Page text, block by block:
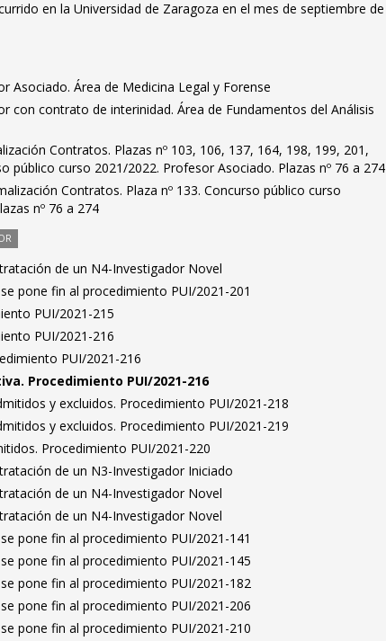
en la Universidad de Zaragoza en el mes de septiembre de
Asociado. Área de Medicina Legal y Forense
con contrato de interinidad. Área de Fundamentos del Análisis
Contratos. Plazas nº 103, 106, 137, 164, 198, 199, 201,
público curso 2021/2022. Profesor Asociado. Plazas nº 76 a 274
Contratos. Plaza nº 133. Concurso público curso
nº 76 a 274
de un N4-Investigador Novel
pone fin al procedimiento PUI/2021-201
PUI/2021-215
PUI/2021-216
PUI/2021-216
Procedimiento PUI/2021-216
y excluidos. Procedimiento PUI/2021-218
y excluidos. Procedimiento PUI/2021-219
Procedimiento PUI/2021-220
de un N3-Investigador Iniciado
de un N4-Investigador Novel
de un N4-Investigador Novel
pone fin al procedimiento PUI/2021-141
pone fin al procedimiento PUI/2021-145
pone fin al procedimiento PUI/2021-182
pone fin al procedimiento PUI/2021-206
pone fin al procedimiento PUI/2021-210